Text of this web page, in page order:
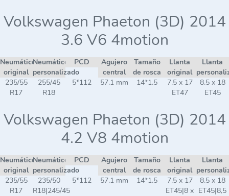
Volkswagen Phaeton (3D) 2014
3.6 V6 4motion
Neumático
original
Neumático
personalizado
PCD
Agujero
central
Tamaño
de rosca
Llanta
original
Llanta
235/55
R17
255/45
R18
5*112 57,1 mm 14*1,5
7,5 x 17
ET47
8,5 x 18
ET45
Volkswagen Phaeton (3D) 2014
4.2 V8 4motion
Neumático
original
Neumático
personalizado
PCD
Agujero
central
Tamaño
de rosca
Llanta
original
Llanta
235/55
R17
235/50
R18|245/45
5*112 57,1 mm 14*1,5
7,5 x 17
ET45|8 x
8,5 x 18
ET45|8,5